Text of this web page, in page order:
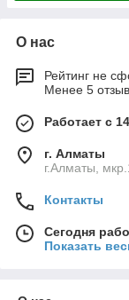
О нас
Рейтинг не
Менее 5
Работает с
г. Алматы
г.Алматы,
Контакты
Сегодня
Показать